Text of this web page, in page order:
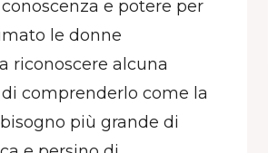
e potere per
le donne
riconoscere alcuna
comprenderlo come la
più grande di